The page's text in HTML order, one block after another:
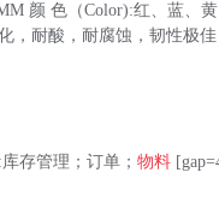
颜 色（Color):红、蓝、
，耐酸，耐腐蚀，韧性极佳
存管理；订单；物料